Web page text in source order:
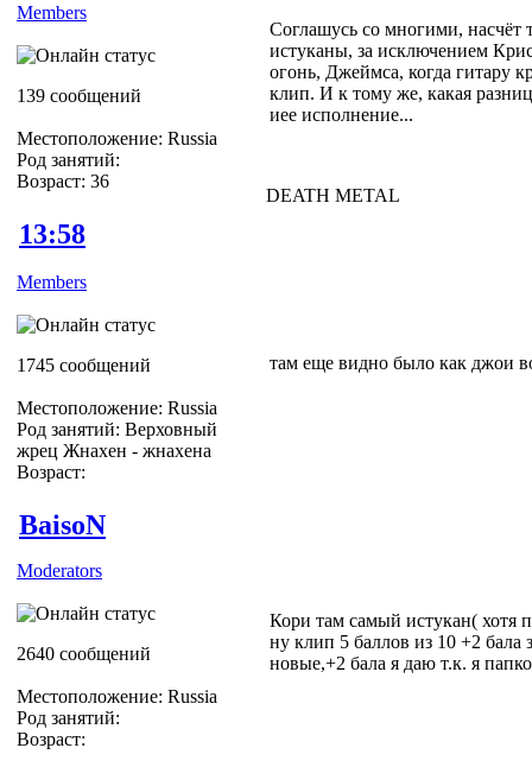
Members
139 сообщений
Местоположение: Russia
Род занятий:
Возраст: 36
Соглашусь со многими, насчёт
истуканы, за исключением
огонь, Джеймса, когда гитару
клип. И к тому же, какая
иее исполнение...
DEATH METAL
13:58
Members
1745 сообщений
Местоположение: Russia
Род занятий: Верховный
жрец Жнахен - жнахена
Возраст:
там еще видно было как джои
BaisoN
Moderators
2640 сообщений
Местоположение: Russia
Род занятий:
Возраст:
Кори там самый истукан( хотя
ну клип 5 баллов из 10 +2 бала
новые,+2 бала я даю т.к. я